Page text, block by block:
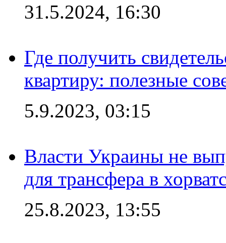
31.5.2024, 16:30
Где получить
квартиру: полезные
5.9.2023, 03:15
Власти Украины не
для трансфера в
25.8.2023, 13:55